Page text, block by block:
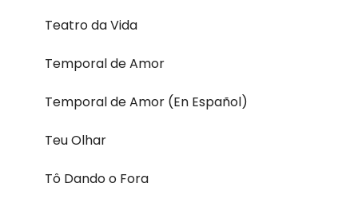
Teatro da Vida
Temporal de Amor
Temporal de Amor (En Español)
Teu Olhar
Tô Dando o Fora